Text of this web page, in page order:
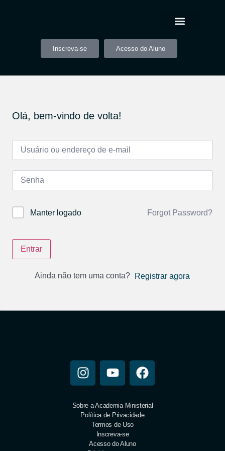
Inscreva-se Acesso do Aluno
Olá, bem-vindo de volta!
Manter logado Forgot Password?
Entrar
Ainda não tem uma conta? Registrar agora
Sobre a Academia Ministerial
Política de Privacidade
Termos de Uso
Inscreva-se
Acesso do Aluno